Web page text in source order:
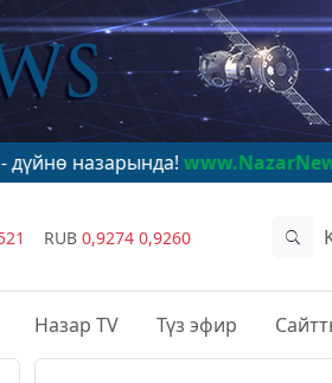
www.NazarNews.kg
RUB 0,9274 0,9260
Назар TV Түз эфир